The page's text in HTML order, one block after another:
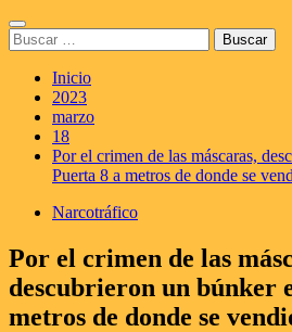
Saltar
al
contenido
Menú
principal
Buscar:
Inicio
2023
marzo
18
Por el crimen de las máscaras,
Puerta 8 a metros de donde se
Narcotráfico
Por el crimen de las
descubrieron un búnker
metros de donde se